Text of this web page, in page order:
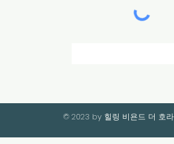
© 2023 by 힐링 비욘드 더 호